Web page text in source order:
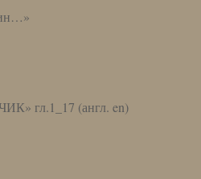
гл.1_17 (англ. en)